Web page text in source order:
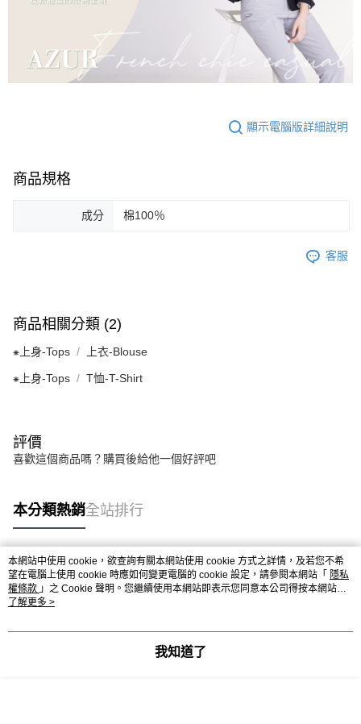
顯示電腦版詳細說明
商品規格
成分 棉100％
客服
商品相關分類 (2)
⁕上身-Tops 上衣-Blouse
⁕上身-Tops T恤-T-Shirt
評價
喜歡這個商品嗎？購買後給他一個好評吧
本分類熱銷全站排行
熱門標籤
本網站中使用 cookie，欲查詢有關本網站使用 cookie 方式之詳情，及若您不希
望在電腦上使用 cookie 時應如何變更電腦的 cookie 設定，請參閱本網站「 隱私
權條款 」之 Cookie 聲明。您繼續使用本網站即表示您同意本公司得按本網站使
用條款之 Cookie 聲明使用 cookie。
了解更多 >
我知道了